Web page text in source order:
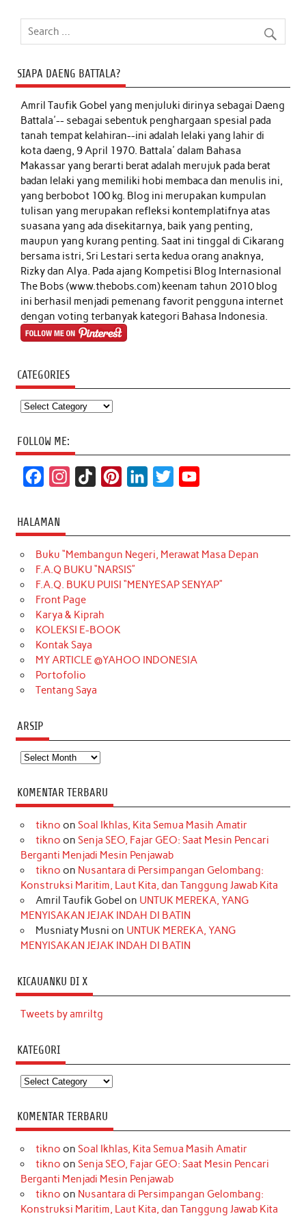
SIAPA DAENG BATTALA?
Amril Taufik Gobelyang menjuluki dirinya sebagai Daeng
Battala'-- sebagai sebentuk penghargaan spesial pada
tanah tempat kelahiran--ini adalah lelaki yang lahir di
kota daeng, 9 April 1970. Battala' dalam Bahasa
Makassar yang berarti berat adalah merujuk pada berat
badan lelaki yang memiliki hobi membaca dan menulis ini,
yang berbobot 100 kg. Blog ini merupakan kumpulan
tulisan yang merupakan refleksi kontemplatifnya atas
suasana yang ada disekitarnya, baik yang penting,
maupun yang kurang penting. Saat ini tinggal di Cikarang
bersama istri, Sri Lestari serta kedua orang anaknya,
Rizky dan Alya. Pada ajang Kompetisi Blog Internasional
The Bobs (www.thebobs.com) keenam tahun 2010 blog
ini berhasil menjadi pemenang favorit pengguna internet
dengan voting terbanyak kategori Bahasa Indonesia.
CATEGORIES
Categories
FOLLOW ME:
c
e
b
o
o
k
t
a
g
r
a
m
T
o
k
t
e
r
k
e
d
t
t
e
T
u
b
HALAMAN
Buku “Membangun Negeri, Merawat Masa Depan
F.A.Q BUKU “NARSIS”
F.A.Q. BUKU PUISI “MENYESAP SENYAP”
Front Page
Karya & Kiprah
KOLEKSI E-BOOK
Kontak Saya
MY ARTICLE @YAHOO INDONESIA
Portofolio
Tentang Saya
ARSIP
Arsip
KOMENTAR TERBARU
tikno on Soal Ikhlas, Kita Semua Masih Amatir
tikno on Senja SEO, Fajar GEO: Saat Mesin Pencari
Berganti Menjadi Mesin Penjawab
tikno on Nusantara di Persimpangan Gelombang:
Konstruksi Maritim, Laut Kita, dan Tanggung Jawab Kita
Amril Taufik Gobel on UNTUK MEREKA, YANG
MENYISAKAN JEJAK INDAH DI BATIN
Musniaty Musni on UNTUK MEREKA, YANG
MENYISAKAN JEJAK INDAH DI BATIN
KICAUANKU DI X
Tweets by amriltg
KATEGORI
Kategori
KOMENTAR TERBARU
tikno on Soal Ikhlas, Kita Semua Masih Amatir
tikno on Senja SEO, Fajar GEO: Saat Mesin Pencari
Berganti Menjadi Mesin Penjawab
tikno on Nusantara di Persimpangan Gelombang:
Konstruksi Maritim, Laut Kita, dan Tanggung Jawab Kita